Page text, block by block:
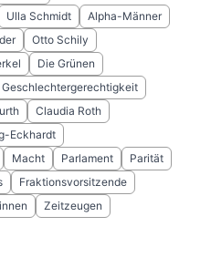
Ulla Schmidt
Alpha-Männer
Otto Schily
Die Grünen
Geschlechtergerechtigkeit
Claudia Roth
Eckhardt
Macht Parlament
Parität
Fraktionsvorsitzende
Zeitzeugen